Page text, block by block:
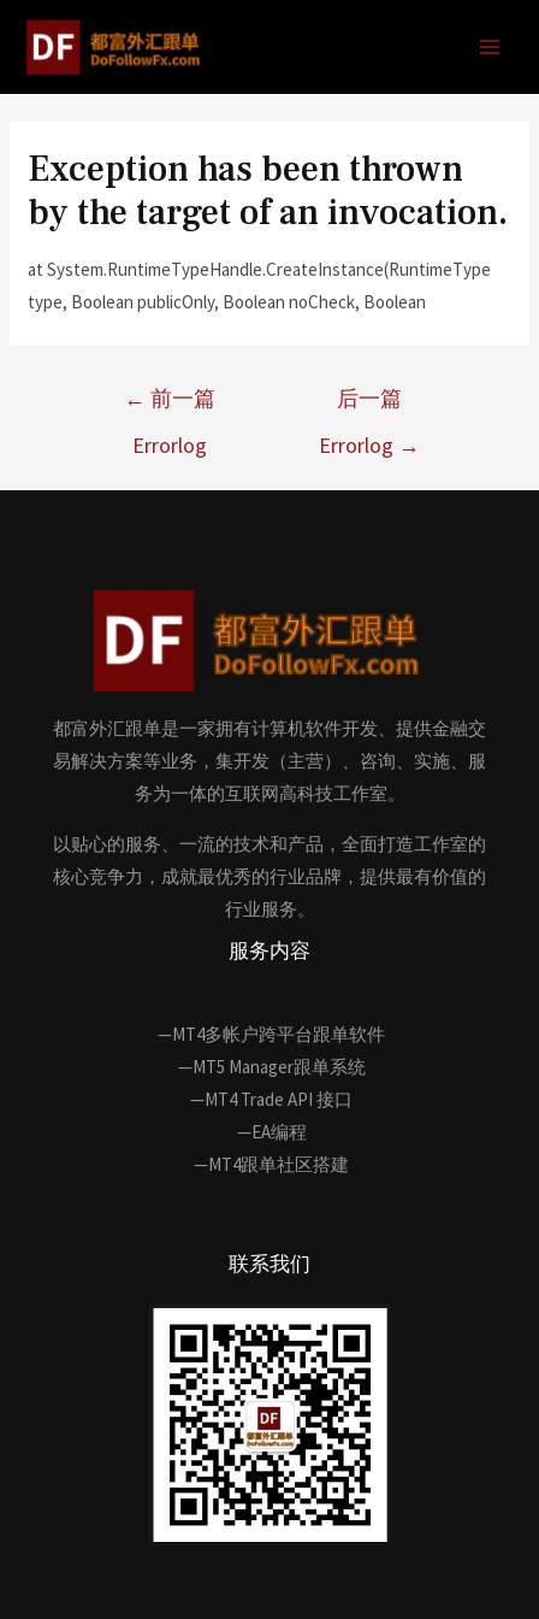
Exception has been thrown
by the target of an invocation.
at System.RuntimeTypeHandle.CreateInstance(RuntimeType
type, Boolean publicOnly, Boolean noCheck, Boolean
← 前一篇
Errorlog
后一篇
Errorlog →
都富外汇跟单是一家拥有计算机软件开发、提供金融交
易解决方案等业务，集开发（主营）、咨询、实施、服
务为一体的互联网高科技工作室。
以贴心的服务、一流的技术和产品，全面打造工作室的
核心竞争力，成就最优秀的行业品牌，提供最有价值的
行业服务。
服务内容
—MT4多帐户跨平台跟单软件
—MT5 Manager跟单系统
—MT4 Trade API 接口
—EA编程
—MT4跟单社区搭建
联系我们